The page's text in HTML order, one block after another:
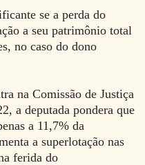
se a perda do
a seu patrimônio total
no caso do dono
na Comissão de Justiça
a deputada pondera que
a 11,7% da
a superlotação nas
ferida do